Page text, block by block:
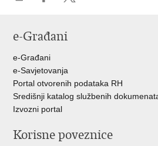
FacebookuTwitteru
e-Građani
e-Građani
e-Savjetovanja
Portal otvorenih podataka RH
Središnji katalog službenih
Izvozni portal
Korisne poveznice